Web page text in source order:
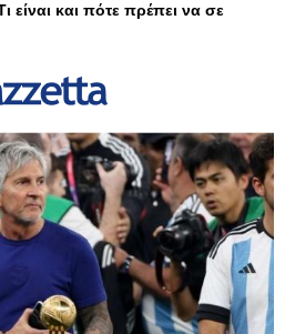
είναι και πότε πρέπει να σε